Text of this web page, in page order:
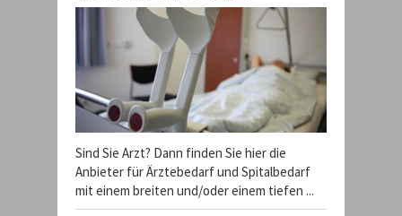
Sind Sie Arzt? Dann finden Sie hier die
Anbieter für Ärztebedarf und Spitalbedarf
mit einem breiten und/oder einem tiefen ...